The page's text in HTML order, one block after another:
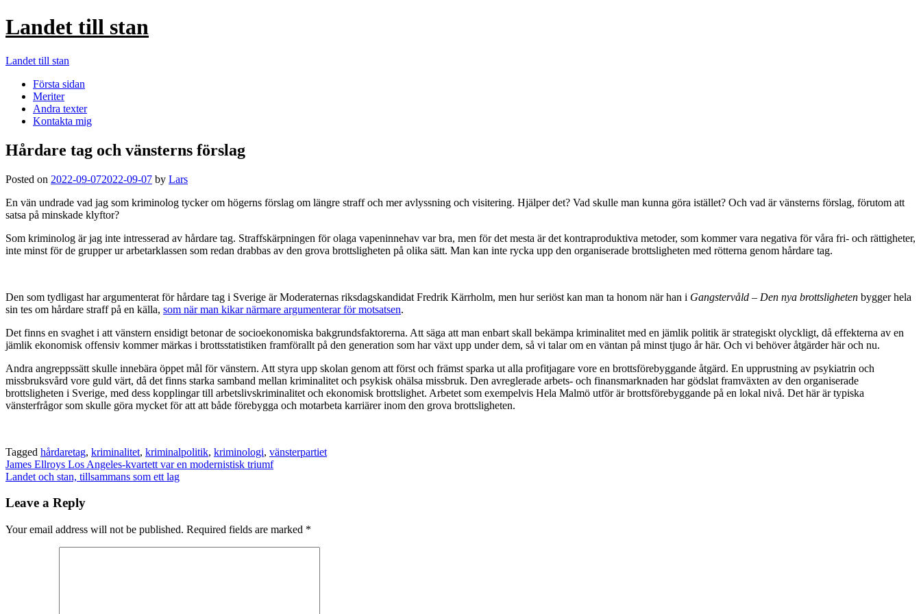
Landet till stan
Landet till stan
Första sidan
Meriter
Andra texter
Kontakta mig
Hårdare tag och vänsterns förslag
Posted on 2022-09-072022-09-07 by Lars
En vän undrade vad jag som kriminolog tycker om högerns förslag om längre straff och mer avlyssning och visitering. Hjälper det? Vad skulle man kunna göra istället? Och vad är vänsterns förslag, förutom att
satsa på minskade klyftor?
Som kriminolog är jag inte intresserad av hårdare tag. Straffskärpningen för olaga vapeninnehav var bra, men för det mesta är det kontraproduktiva metoder, som kommer vara negativa för våra fri- och rättigheter,
inte minst för de grupper ur arbetarklassen som redan drabbas av den grova brottsligheten på olika sätt. Man kan inte rycka upp den organiserade brottsligheten med rötterna genom hårdare tag.
Den som tydligast har argumenterat för hårdare tag i Sverige är Moderaternas riksdagskandidat Fredrik Kärrholm, men hur seriöst kan man ta honom när han i Gangstervåld – Den nya brottsligheten bygger hela
sin tes om hårdare straff på en källa, som när man kikar närmare argumenterar för motsatsen.
Det finns en svaghet i att vänstern ensidigt betonar de socioekonomiska bakgrundsfaktorerna. Att säga att man enbart skall bekämpa kriminalitet med en jämlik politik är strategiskt olyckligt, då effekterna av en
jämlik ekonomisk offensiv kommer märkas i brottsstatistiken framförallt på den generation som har växt upp under dem, så vi talar om en väntan på minst tjugo år här. Och vi behöver åtgärder här och nu.
Andra angreppssätt skulle innebära öppet mål för vänstern. Att styra upp skolan genom att först och främst sparka ut alla profitjagare vore en brottsförebyggande åtgärd. En upprustning av psykiatrin och
missbruksvård vore guld värt, då det finns starka samband mellan kriminalitet och psykisk ohälsa missbruk. Den avreglerade arbets- och finansmarknaden har gödslat framväxten av den organiserade
brottsligheten i Sverige, med dess kopplingar till arbetslivskriminalitet och ekonomisk brottslighet. Arbetet som exempelvis Hela Malmö utför är brottsförebyggande på en lokal nivå. Det här är typiska
vänsterfrågor som skulle göra mycket för att att både förebygga och motarbeta karriärer inom den grova brottsligheten.
Tagged hårdaretag, kriminalitet, kriminalpolitik, kriminologi, vänsterpartiet
Post
navigation
James Ellroys Los Angeles-kvartett var en modernistisk triumf
Landet och stan, tillsammans som ett lag
Leave a Reply
Your email address will not be published. Required fields are marked *